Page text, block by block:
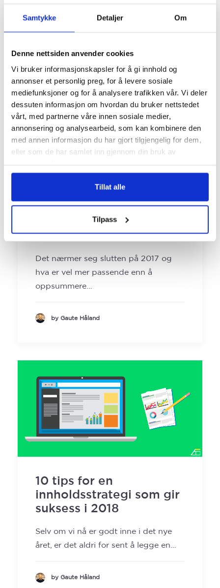
Samtykke Detaljer Om
Denne nettsiden anvender cookies
Vi bruker informasjonskapsler for å gi innhold og
annonser et personlig preg, for å levere sosiale
mediefunksjoner og for å analysere trafikken vår. Vi deler
dessuten informasjon om hvordan du bruker nettstedet
vårt, med partnerne våre innen sosiale medier,
annonsering og analysearbeid, som kan kombinere den
med annen informasjon du har gjort tilgjengelig for dem,
eller som de har samlet inn gjennom din bruk av
Tillat alle
Tilpass
by Gaute Håland
Hva engasjerer mest -
Populært B2B-innhold i
2017
Det nærmer seg slutten på 2017 og
hva er vel mer passende enn å
oppsummere…
by Gaute Håland
10 tips for en
innholdsstrategi som gir
suksess i 2018
Selv om vi nå er godt inne i det nye
året, er det aldri for sent å legge en…
by Gaute Håland